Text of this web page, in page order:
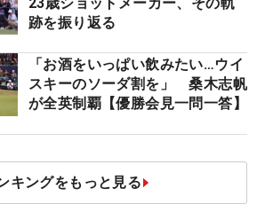
跡を振り返る
「お酒をいっぱい飲みたい…ウイ
スキーのソーダ割を」 桑木志帆
が全英制覇【優勝会見一問一答】
キングをもっと見る